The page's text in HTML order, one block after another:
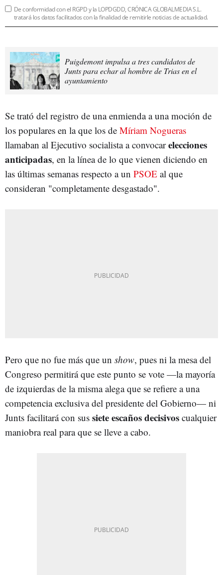
De conformidad con el RGPD y la LOPDGDD, CRÓNICA GLOBALMEDIA S.L.
tratará los datos facilitados con la finalidad de remitirle noticias de actualidad.
Puigdemont impulsa a tres candidatos de
Junts para echar al hombre de Trias en el
ayuntamiento
Se trató del registro de una enmienda a una moción de
los populares en la que los de Míriam Nogueras
llamaban al Ejecutivo socialista a convocarelecciones
anticipadas, en la línea de lo que vienen diciendo en
las últimas semanas respecto a un PSOE al que
consideran "completamente desgastado".
Pero que no fue más que un show, pues ni la mesa del
Congreso permitirá que este punto se vote —la mayoría
de izquierdas de la misma alega que se refiere a una
competencia exclusiva del presidente del Gobierno— ni
Junts facilitará con sus siete escaños decisivos cualquier
maniobra real para que se lleve a cabo.